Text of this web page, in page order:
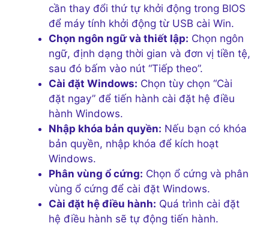
cần thay đổi thứ tự khởi động trong BIOS
để máy tính khởi động từ USB cài Win.
Chọn ngôn ngữ và thiết lập: Chọn ngôn
ngữ, định dạng thời gian và đơn vị tiền tệ,
sau đó bấm vào nút “Tiếp theo”.
Cài đặt Windows: Chọn tùy chọn “Cài
đặt ngay” để tiến hành cài đặt hệ điều
hành Windows.
Nhập khóa bản quyền: Nếu bạn có khóa
bản quyền, nhập khóa để kích hoạt
Windows.
Phân vùng ổ cứng: Chọn ổ cứng và phân
vùng ổ cứng để cài đặt Windows.
Cài đặt hệ điều hành: Quá trình cài đặt
hệ điều hành sẽ tự động tiến hành.